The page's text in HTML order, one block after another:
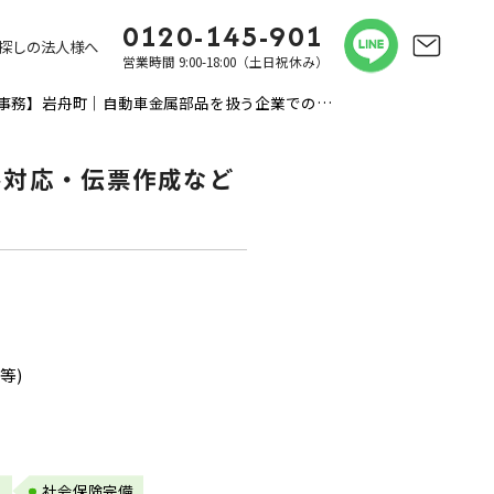
しの法人様へ 0120-145-901
営業時間 9:00-18:00（土日祝休み）
【一般事務】岩舟町｜自動車金属部品を扱う企業での事務｜来客対応・伝票作成など｜土日休♪残業なし♪
応・伝票作成など
)